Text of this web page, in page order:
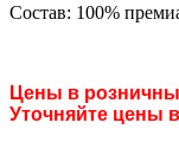
Состав: 100%
Цены в
Уточняйте цены